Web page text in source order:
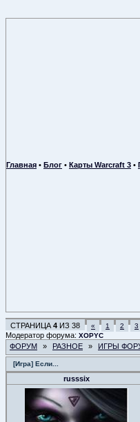
Главная • Блог • Карты Warcraft 3 •
СТРАНИЦА 4 ИЗ 38 « 1 2 3
Модератор форума: XOPYC
ФОРУМ » РАЗНОЕ » ИГРЫ
[Игра] Если...
russsix